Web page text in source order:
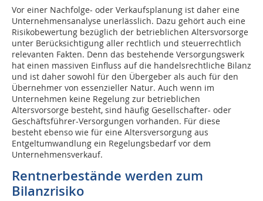
Vor einer Nachfolge- oder Verkaufsplanung ist daher eine
Unternehmensanalyse unerlässlich. Dazu gehört auch eine
Risikobewertung bezüglich der betrieblichen Altersvorsorge
unter Berücksichtigung aller rechtlich und steuerrechtlich
relevanten Fakten. Denn das bestehende Versorgungswerk
hat einen massiven Einfluss auf die handelsrechtliche Bilanz
und ist daher sowohl für den Übergeber als auch für den
Übernehmer von essenzieller Natur. Auch wenn im
Unternehmen keine Regelung zur betrieblichen
Altersvorsorge besteht, sind häufig Gesellschafter- oder
Geschäftsführer-Versorgungen vorhanden. Für diese
besteht ebenso wie für eine Altersversorgung aus
Entgeltumwandlung ein Regelungsbedarf vor dem
Unternehmensverkauf.
Rentnerbestände werden zum
Bilanzrisiko